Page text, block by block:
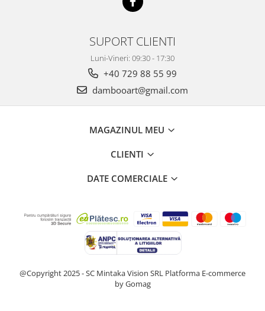
SUPORT CLIENTI
Luni-Vineri: 09:30 - 17:30
+40 729 88 55 99
dambooart@gmail.com
MAGAZINUL MEU
CLIENTI
DATE COMERCIALE
@Copyright 2025 - SC Mintaka Vision SRL Platforma E-commerce
by Gomag